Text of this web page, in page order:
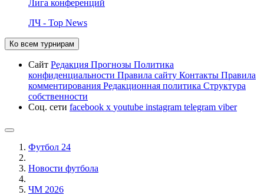
Лига конференций
ЛЧ - Top News
Ко всем турнирам
Сайт Редакция Прогнозы Политика
конфиденциальности Правила сайту Контакты Правила
комментирования Редакционная политика Структура
собственности
Соц. сети facebook x youtube instagram telegram viber
Футбол 24
Новости футбола
ЧМ 2026